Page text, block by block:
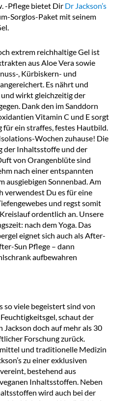
-Pflege bietet Dir Dr Jackson’s
Sorglos-Paket mit seinem
extrem reichhaltige Gel ist
aus Aloe Vera sowie
, Kürbiskern- und
Es nährt und
wirkt gleichzeitig der
Dank den im Sanddorn
Vitamin C und E sorgt
für ein straffes, festes Hautbild.
Wochen zuhause! Die
der Inhaltsstoffe und der
von Orangenblüte sind
nach einer entspannten
ausgiebigen Sonnenbad. Am
verwendest Du es für eine
und regst somit
ordentlich an. Unsere
nach dem Yoga. Das
eignet sich auch als After-
Sun Pflege – dann
aufbewahren
so viele begeistert sind von
schaut der
Jackson doch auf mehr als 30
Forschung zurück.
und traditionelle Medizin
zu einer exklusiven
bestehend aus
Inhaltsstoffen. Neben
wird auch bei der